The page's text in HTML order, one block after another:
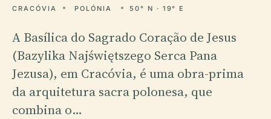
CRACÓVIA POLÓNIA 50° N · 19° E
A Basílica do Sagrado Coração de Jesus
(Bazylika Najświętszego Serca Pana
Jezusa), em Cracóvia, é uma obra-prima
da arquitetura sacra polonesa, que
combina o…